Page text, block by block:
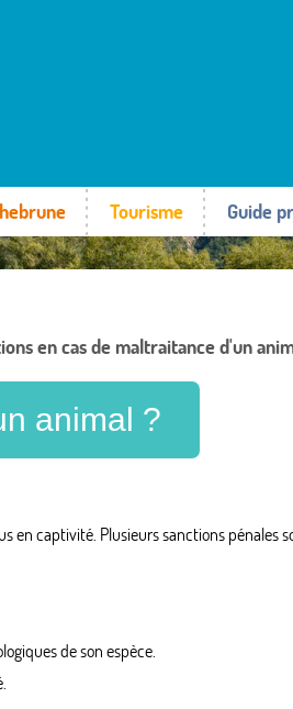
Tourisme Guide
en cas de maltraitance d'un
animal ?
en captivité. Plusieurs sanctions pénales
de son espèce.